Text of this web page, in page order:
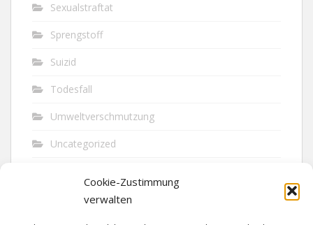
Cookie-Zustimmung
verwalten
Sexualstraftat
Sprengstoff
Suizid
Todesfall
Umweltverschmutzung
Uncategorized
Vandalismus